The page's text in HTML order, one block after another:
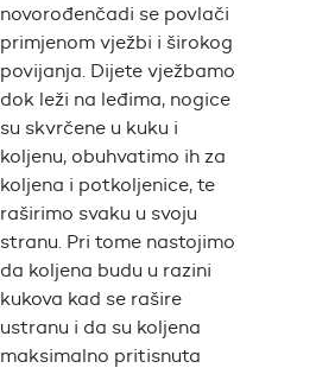
novorođenčadi se povlači
primjenom vježbi i širokog
povijanja. Dijete vježbamo
dok leži na leđima, nogice
su skvrčene u kuku i
koljenu, obuhvatimo ih za
koljena i potkoljenice, te
raširimo svaku u svoju
stranu. Pri tome nastojimo
da koljena budu u razini
kukova kad se rašire
ustranu i da su koljena
maksimalno pritisnuta